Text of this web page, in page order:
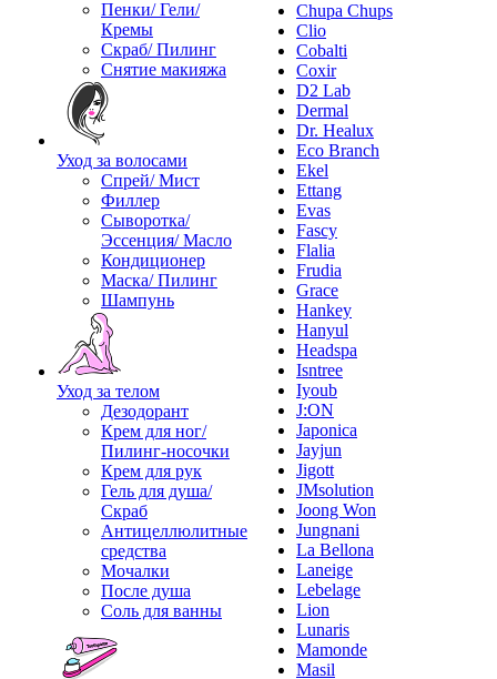
Пенки/ Гели/
Кремы
Скраб/ Пилинг
Снятие макияжа
Уход за волосами
Спрей/ Мист
Филлер
Сыворотка/
Эссенция/ Масло
Кондиционер
Маска/ Пилинг
Шампунь
Уход за телом
Дезодорант
Крем для ног/
Пилинг-носочки
Крем для рук
Гель для душа/
Скраб
Антицеллюлитные
средства
Мочалки
После душа
Соль для ванны
Chupa Chups
Clio
Cobalti
Coxir
D2 Lab
Dermal
Dr. Healux
Eco Branch
Ekel
Ettang
Evas
Fascy
Flalia
Frudia
Grace
Hankey
Hanyul
Headspa
Isntree
Iyoub
J:ON
Japonica
Jayjun
Jigott
JMsolution
Joong Won
Jungnani
La Bellona
Laneige
Lebelage
Lion
Lunaris
Mamonde
Masil